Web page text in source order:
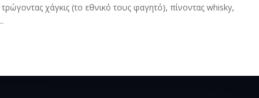
χάγκις (το εθνικό τους φαγητό), πίνοντας whisky,